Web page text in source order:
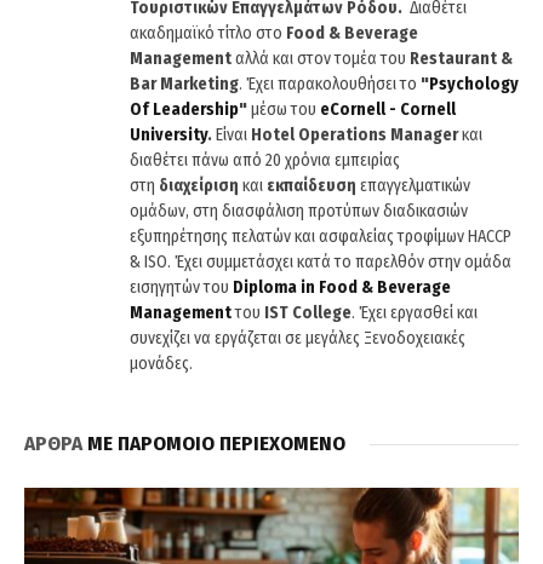
Τουριστικών Επαγγελμάτων Ρόδου. Διαθέτει
ακαδημαϊκό τίτλο στο Food & Beverage
Managementαλλά και στον τομέα του Restaurant &
Bar Marketing. Έχει παρακολουθήσει το "Psychology
Of Leadership"μέσω του eCornell- Cornell
University.Είναι Hotel Operations Managerκαι
διαθέτει πάνω από 20 χρόνια εμπειρίας
στη διαχείριση και εκπαίδευση επαγγελματικών
ομάδων, στη διασφάλιση προτύπων διαδικασιών
εξυπηρέτησης πελατών και ασφαλείας τροφίμων HACCP
& ISO. Έχει συμμετάσχει κατά το παρελθόν στην ομάδα
εισηγητών του Diploma in Food & Beverage
Managementτου IST College. Έχει εργασθεί και
συνεχίζει να εργάζεται σε μεγάλες Ξενοδοχειακές
μονάδες.
ΑΡΘΡΑΜΕ ΠΑΡΟΜΟΙΟ ΠΕΡΙΕΧΟΜΕΝΟ